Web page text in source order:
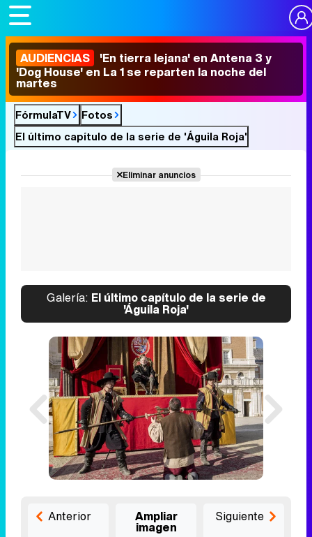
AUDIENCIAS 'En tierra lejana' en Antena 3 y
'Dog House' en La 1 se reparten la noche del
martes
FórmulaTV
Fotos
El último capítulo de la serie de 'Águila Roja'
Eliminar anuncios
Galería: El último capítulo de la serie de
'Águila Roja'
Anterior Ampliar
imagen
Siguiente